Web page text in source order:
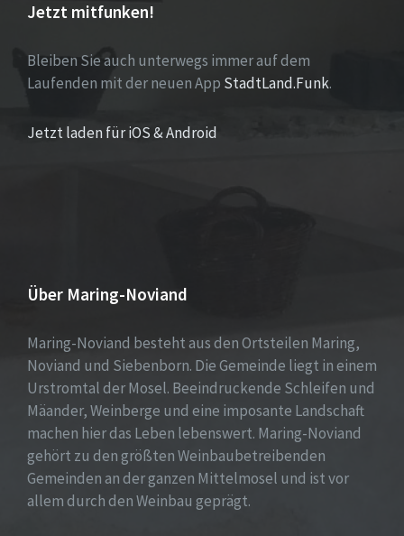
Jetzt mitfunken!
Bleiben Sie auch unterwegs immer auf dem
Laufenden mit der neuen App StadtLand.Funk.
Jetzt laden für iOS & Android
Über Maring-Noviand
Maring-Noviand besteht aus den Ortsteilen Maring,
Noviand und Siebenborn. Die Gemeinde liegt in einem
Urstromtal der Mosel. Beeindruckende Schleifen und
Mäander, Weinberge und eine imposante Landschaft
machen hier das Leben lebenswert. Maring-Noviand
gehört zu den größten Weinbaubetreibenden
Gemeinden an der ganzen Mittelmosel und ist vor
allem durch den Weinbau geprägt.